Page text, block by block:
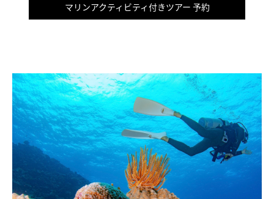
マリンアクティビティ付きツアー 予約